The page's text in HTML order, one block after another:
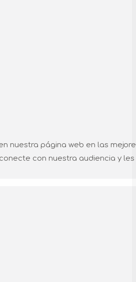
nuestra página web en las
con nuestra audiencia y les